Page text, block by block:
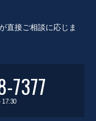
直接ご相談に応じま
7377
17:30